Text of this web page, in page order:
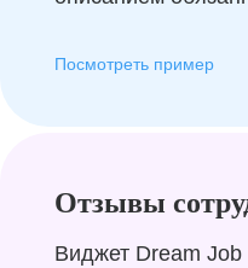
Посмотреть пример
Отзывы
Виджет Dream